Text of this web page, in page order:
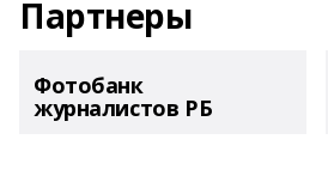
Партнеры
Фотобанк
журналистов РБ